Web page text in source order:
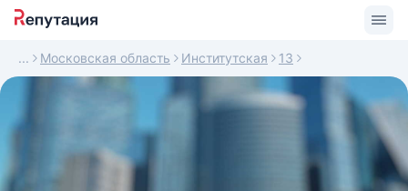
Московская область Институтская 13